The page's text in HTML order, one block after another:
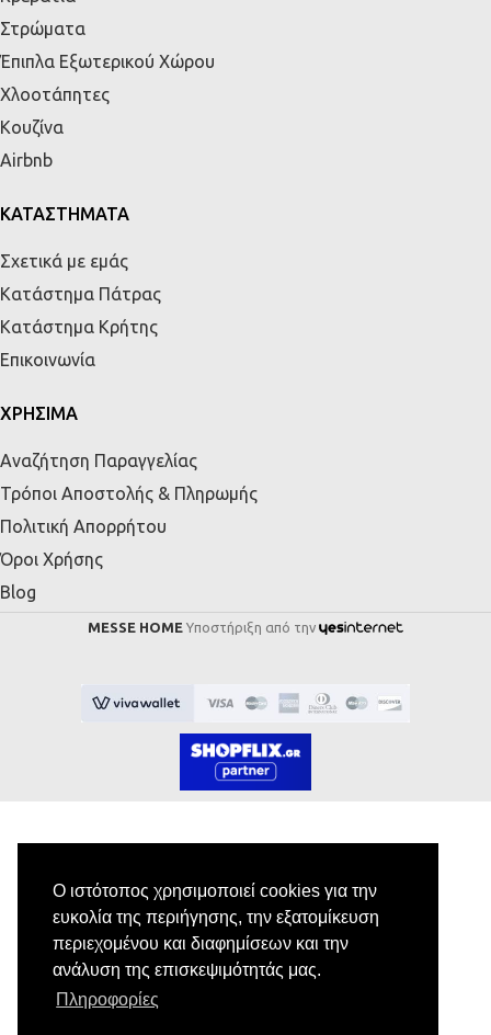
Ο ιστότοπος χρησιμοποιεί cookies για την
ευκολία της περιήγησης, την εξατομίκευση
περιεχομένου και διαφημίσεων και την
ανάλυση της επισκεψιμότητάς μας.
Πληροφορίες
Στρώματα
Έπιπλα Εξωτερικού Χώρου
Χλοοτάπητες
Κουζίνα
Airbnb
ΚΑΤΑΣΤΗΜΑΤΑ
Σχετικά με εμάς
Κατάστημα Πάτρας
Κατάστημα Κρήτης
Επικοινωνία
ΧΡΗΣΙΜΑ
Αναζήτηση Παραγγελίας
Τρόποι Αποστολής & Πληρωμής
Πολιτική Απορρήτου
Όροι Χρήσης
Blog
MESSE HOME Υποστήριξη από την
Εγγραφή στο Newsletter
Κάνε εγγραφή στο newsletter μας για να
λαμβάνεις αποκλειστικές προσφορές.